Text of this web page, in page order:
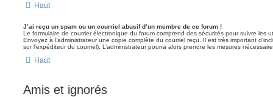
Haut
J’ai reçu un spam ou un courriel abusif d’un membre de ce forum !
Le formulaire de courrier électronique du forum comprend des sécurités pour suivre les
Envoyez à l’administrateur une copie complète du courriel reçu. Il est très important
sur l’expéditeur du courriel). L’administrateur pourra alors prendre les mesures
Haut
Amis et ignorés